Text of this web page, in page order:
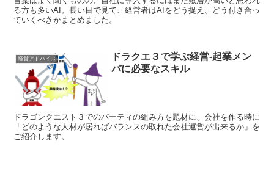
る方も多いAI。長い目で見て、経営者はAIをどう捉え、どう付き合っ
ていくべきかまとめました。
経営アドバイス
ドラクエ３で学ぶ経営-起業メン
バに必要なスキル
ドラゴンクエスト３でのパーティの組み方を題材に、会社を作る時に
「どのような人材が居ればバランスの取れた会社運営が出来るか」を
ご紹介します。